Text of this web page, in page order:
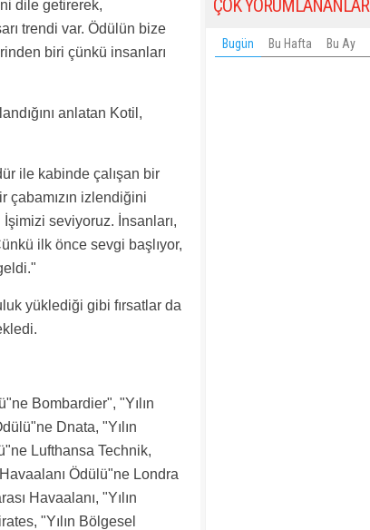
dile getirerek,
trendi var. Ödülün bize
biri çünkü insanları
anlatan Kotil,
ile kabinde çalışan bir
çabamızın izlendiğini
seviyoruz. İnsanları,
ilk önce sevgi başlıyor,
yüklediği gibi fırsatlar da
Bombardier", "Yılın
Dnata, "Yılın
Lufthansa Technik,
Ödülü"ne Londra
Havaalanı, "Yılın
"Yılın Bölgesel
ÇOK YORUMLANANLAR
Bugün Bu Hafta Bu Ay